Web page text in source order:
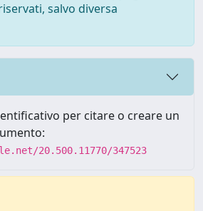
salvo diversa
per citare o creare un
20.500.11770/347523